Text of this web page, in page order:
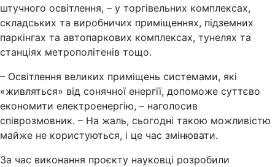
штучного освітлення, – у торгівельних комплексах,
складських та виробничих приміщеннях, підземних
паркінгах та автопаркових комплексах, тунелях та
станціях метрополітенів тощо.
– Освітлення великих приміщень системами, які
«живляться» від сонячної енергії, допоможе суттєво
економити електроенергію, – наголосив
співрозмовник. – На жаль, сьогодні такою можливістю
майже не користуються, і це час змінювати.
За час виконання проєкту науковці розробили